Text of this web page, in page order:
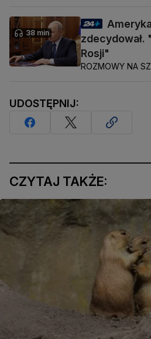
38 min
zdecydował.
Rosji"
ROZMOWY NA
UDOSTĘPNIJ:
CZYTAJ TAKŻE: